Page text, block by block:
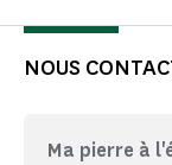
NOUS
Ma pierre à